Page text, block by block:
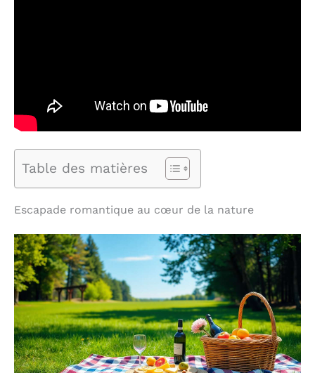
Table des matières
Escapade romantique au cœur de la nature